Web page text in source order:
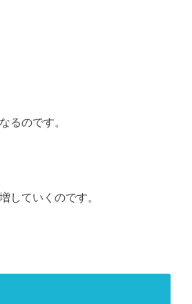
るのです。
していくのです。